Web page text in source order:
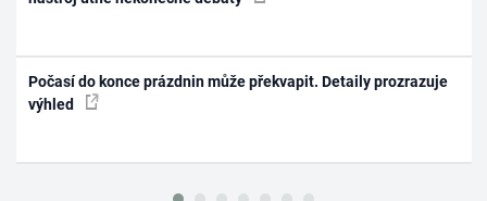
Počasí do konce prázdnin může překvapit. Detaily prozrazuje
výhled